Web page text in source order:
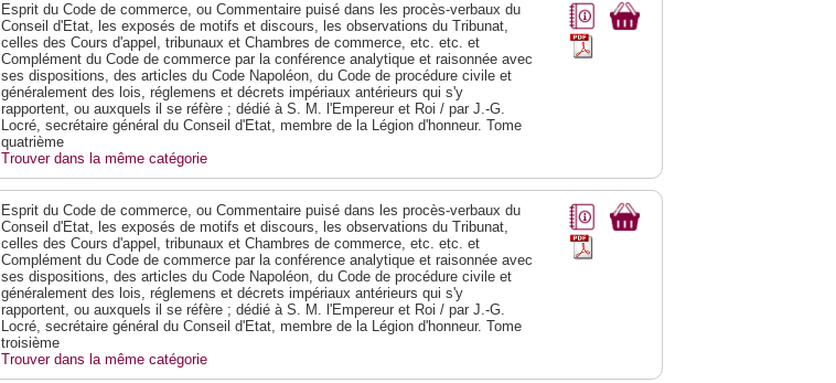
Esprit du Code de commerce, ou Commentaire puisé dans les procès-verbaux du
Conseil d'Etat, les exposés de motifs et discours, les observations du Tribunat,
celles des Cours d'appel, tribunaux et Chambres de commerce, etc. etc. et
Complément du Code de commerce par la conférence analytique et raisonnée avec
ses dispositions, des articles du Code Napoléon, du Code de procédure civile et
généralement des lois, réglemens et décrets impériaux antérieurs qui s'y
rapportent, ou auxquels il se réfère ; dédié à S. M. l'Empereur et Roi / par J.-G.
Locré, secrétaire général du Conseil d'Etat, membre de la Légion d'honneur. Tome
quatrième
Trouver dans la même catégorie
Esprit du Code de commerce, ou Commentaire puisé dans les procès-verbaux du
Conseil d'Etat, les exposés de motifs et discours, les observations du Tribunat,
celles des Cours d'appel, tribunaux et Chambres de commerce, etc. etc. et
Complément du Code de commerce par la conférence analytique et raisonnée avec
ses dispositions, des articles du Code Napoléon, du Code de procédure civile et
généralement des lois, réglemens et décrets impériaux antérieurs qui s'y
rapportent, ou auxquels il se réfère ; dédié à S. M. l'Empereur et Roi / par J.-G.
Locré, secrétaire général du Conseil d'Etat, membre de la Légion d'honneur. Tome
troisième
Trouver dans la même catégorie